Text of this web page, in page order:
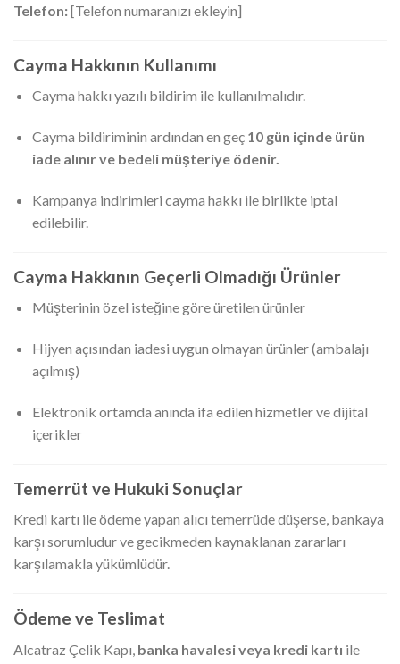
Telefon:[Telefon numaranızı ekleyin]
Cayma Hakkının Kullanımı
Cayma hakkı yazılı bildirim ile kullanılmalıdır.
Cayma bildiriminin ardından en geç 10 gün içinde ürün
iade alınır ve bedeli müşteriye ödenir.
Kampanya indirimleri cayma hakkı ile birlikte iptal
edilebilir.
Cayma Hakkının Geçerli Olmadığı Ürünler
Müşterinin özel isteğine göre üretilen ürünler
Hijyen açısından iadesi uygun olmayan ürünler (ambalajı
açılmış)
Elektronik ortamda anında ifa edilen hizmetler ve dijital
içerikler
Temerrüt ve Hukuki Sonuçlar
Kredi kartı ile ödeme yapan alıcı temerrüde düşerse, bankaya
karşı sorumludur ve gecikmeden kaynaklanan zararları
karşılamakla yükümlüdür.
Ödeme ve Teslimat
Alcatraz Çelik Kapı, banka havalesi veya kredi kartı ile